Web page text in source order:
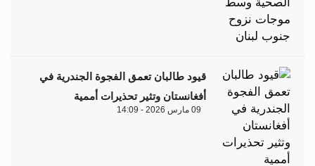
قيود طالبان تعمق الفجوة الجندرية في
أفغانستان وتثير تحذيرات أممية
09 مارس 2026 - 14:09